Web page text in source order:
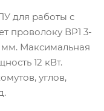
для работы с
проволоку ВР1 3-
Максимальная
12 кВт.
углов,